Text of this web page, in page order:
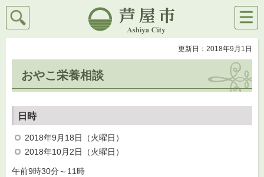
芦屋市
検索
メニ
ュー
更新日：2018年9月1日
おやこ栄養相談
日時
2018年9月18日（火曜日）
2018年10月2日（火曜日）
午前9時30分～11時